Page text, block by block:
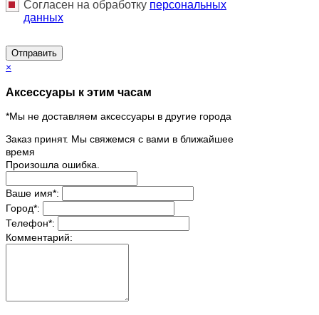
Согласен на обработку персональныx
данных
Отправить
×
Аксессуары к этим часам
*Мы не доставляем аксессуары в другие города
Заказ принят. Мы свяжемся с вами в ближайшее
время
Произошла ошибка.
Ваше имя*:
Город*:
Телефон*:
Комментарий: